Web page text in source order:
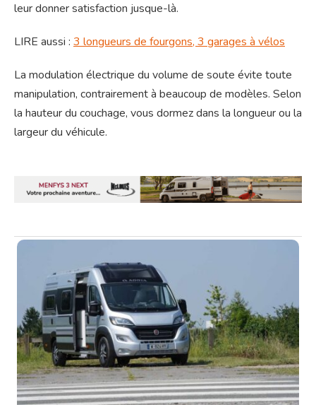
leur donner satisfaction jusque-là.
LIRE aussi : 3 longueurs de fourgons, 3 garages à vélos
La modulation électrique du volume de soute évite toute
manipulation, contrairement à beaucoup de modèles. Selon
la hauteur du couchage, vous dormez dans la longueur ou la
largeur du véhicule.